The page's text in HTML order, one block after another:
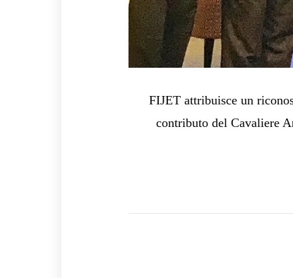
FIJET attribuisce un
contributo del Cavaliere